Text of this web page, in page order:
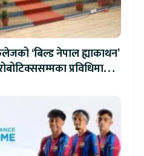
‘बिल्ड नेपाल ह्याकाथन’
प्रविधिमा